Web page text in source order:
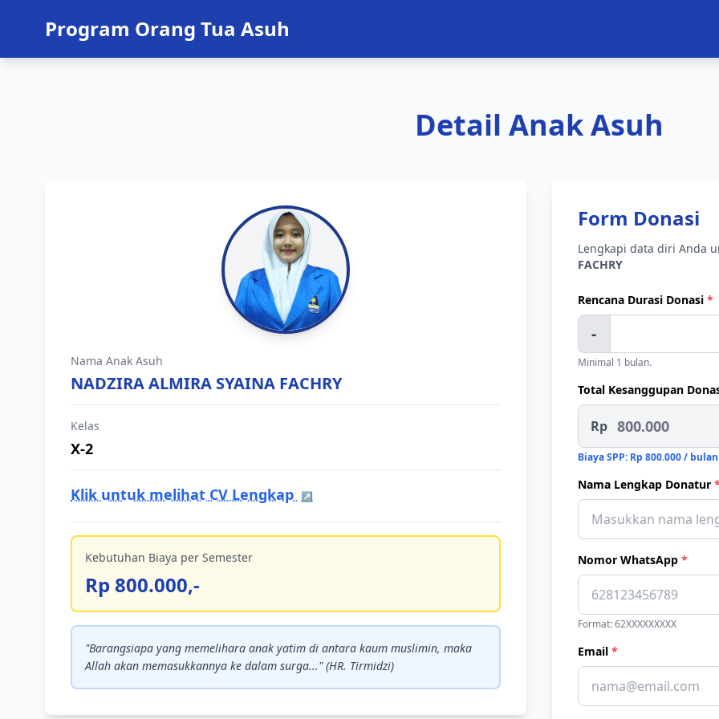
Program Orang Tua Asuh
Detail Anak Asuh
Nama Anak Asuh
NADZIRA ALMIRA SYAINA FACHRY
Kelas
X-2
Klik untuk melihat CV Lengkap ↗
Kebutuhan Biaya per Semester
Rp 800.000,-
"Barangsiapa yang memelihara anak yatim di antara kaum muslimin, maka
Allah akan memasukkannya ke dalam surga..." (HR. Tirmidzi)
Form Donasi
Lengkapi data diri Anda
FACHRY
Rencana Durasi Donasi *
-
Minimal 1 bulan.
Total Kesanggupan
Rp
Biaya SPP: Rp 800.000 / bulan
Nama Lengkap Donatur *
Nomor WhatsApp *
Format: 62XXXXXXXXX
Email *